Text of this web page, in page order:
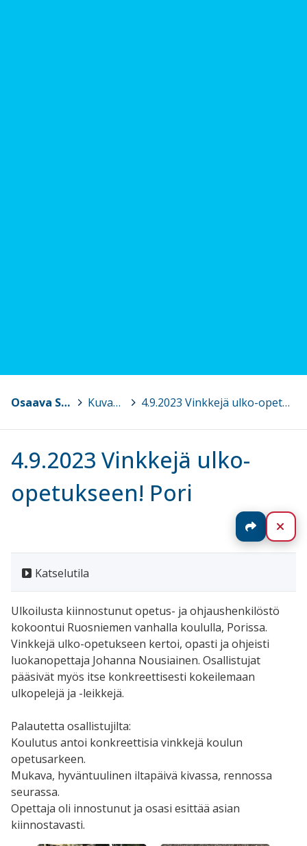
Osaava Satakunta Kuvagalleria 4.9.2023 Vinkkejä ulko-opetukseen! Pori
4.9.2023 Vinkkejä ulko-
opetukseen! Pori
Jaa
Katselutila
Ulkoilusta kiinnostunut opetus- ja ohjaushenkilöstö
kokoontui Ruosniemen vanhalla koululla, Porissa.
Vinkkejä ulko-opetukseen kertoi, opasti ja ohjeisti
luokanopettaja Johanna Nousiainen. Osallistujat
pääsivät myös itse konkreettisesti kokeilemaan
ulkopelejä ja -leikkejä.
Palautetta osallistujilta:
Koulutus antoi konkreettisia vinkkejä koulun
opetusarkeen.
Mukava, hyväntuulinen iltapäivä kivassa, rennossa
seurassa.
Opettaja oli innostunut ja osasi esittää asian
kiinnostavasti.